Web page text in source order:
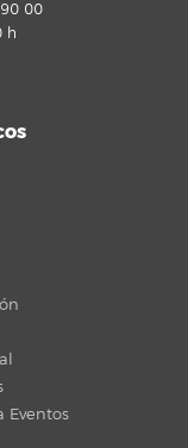
00
h
Eventos